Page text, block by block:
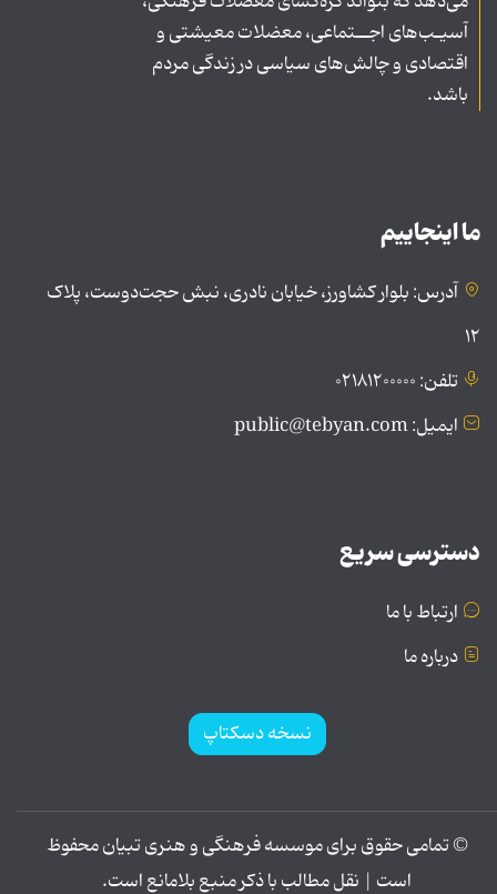
آسیـب‌های اجــتماعی، معضلات معیشتی و
اقتصادی و چالش‌های سیاسی در زندگی مردم
باشد.
ما اینجاییم
آدرس: بلوار کشاورز، خیابان نادری، نبش حجت‌دوست، پلاک
۱۲
تلفن: ۰۲۱۸۱۲۰۰۰۰۰
ایمیل: public@tebyan.com
دسترسی سریع
ارتباط با ما
درباره ما
نسخه دسکتاپ
© تمامی حقوق برای موسسه فرهنگی و هنری تبیان محفوظ
است | نقل مطالب با ذکر منبع بلامانع است.